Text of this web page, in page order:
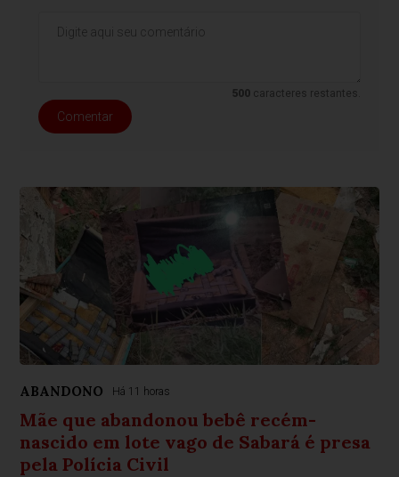
500 caracteres restantes.
Comentar
ABANDONO Há 11 horas
Mãe que abandonou bebê recém-
nascido em lote vago de Sabará é presa
pela Polícia Civil